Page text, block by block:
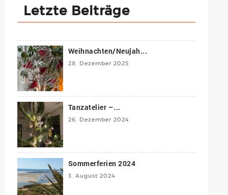
Letzte Beiträge
Weihnachten/Neujah...
28. Dezember 2025
Tanzatelier –...
26. Dezember 2024
Sommerferien 2024
3. August 2024